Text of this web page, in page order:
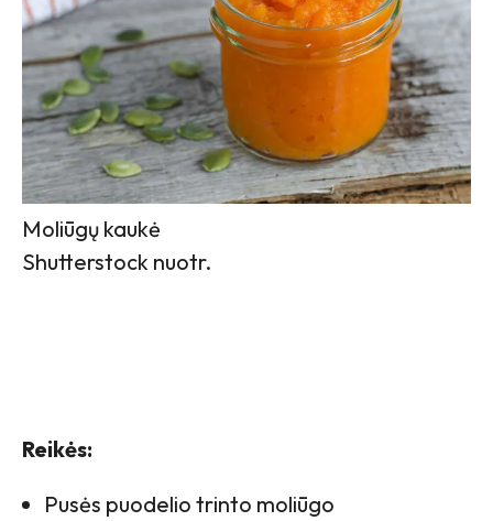
Moliūgų kaukė
Shutterstock nuotr.
Reikės:
Pusės puodelio trinto moliūgo